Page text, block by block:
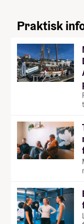
Praktisk